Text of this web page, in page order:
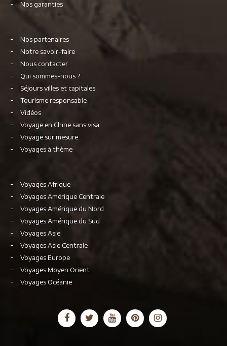
Nos garanties
Nos partenaires
Notre savoir-faire
Nous contacter
Qui sommes-nous ?
Séjours villes et capitales
Tourisme responsable
Vidéos
Voyage en Chine sans visa
Voyage sur mesure
Voyages à thème
Voyages Afrique
Voyages Amérique Centrale
Voyages Amérique du Nord
Voyages Amérique du Sud
Voyages Asie
Voyages Asie Centrale
Voyages Europe
Voyages Moyen Orient
Voyages Océanie